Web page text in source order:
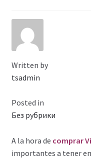
Faire la fête
Comment choisir?
Base de datos de
Sale
Verifica el Estado de tu
Written by
tsadmin
Posted in
Без рубрики
A la hora de comprar
importantes a tener